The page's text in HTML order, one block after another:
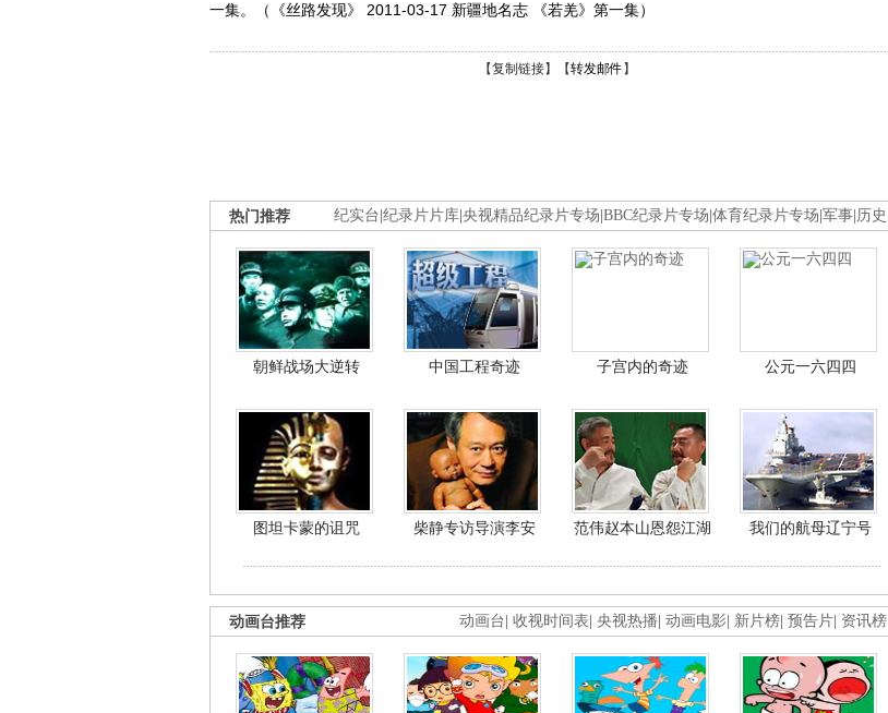
一集。（《丝路发现》 2011-03-17 新疆地名志 《若羌》第一集）
【复制链接】【转发邮件 】
纪实台 纪录片片库 央视精品纪录片专场 BBC纪录片专场 体育纪录片专场 军事 历史
热门推荐
朝鲜战场大逆转 中国工程奇迹 子宫内的奇迹 公元一六四四
图坦卡蒙的诅咒 柴静专访导演李安 范伟赵本山恩怨江湖 我们的航母辽宁号
动画台 收视时间表 央视热播 动画电影 新片榜 预告片 资讯榜
动画台推荐